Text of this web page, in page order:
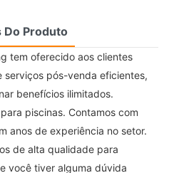
Do Produto
tem oferecido aos clientes
pós-venda eficientes,
benefícios ilimitados.
piscinas. Contamos com
anos de experiência no setor.
de alta qualidade para
você tiver alguma dúvida